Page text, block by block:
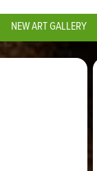
NEW ART GALLERY